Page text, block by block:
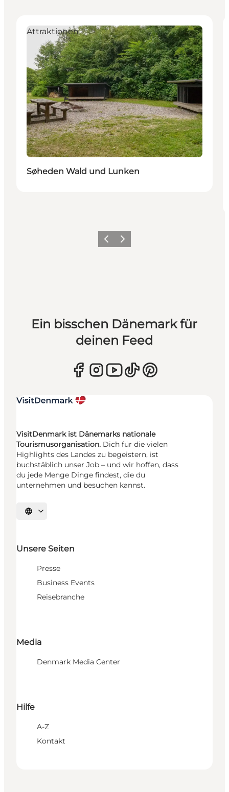
Attraktionen
Søheden Wald und Lunken
ZurückWeiter
Ein bisschen Dänemark für
deinen Feed
VisitDenmark ist Dänemarks nationale
Tourismusorganisation. Dich für die vielen
Highlights des Landes zu begeistern, ist
buchstäblich unser Job – und wir hoffen, dass
du jede Menge Dinge findest, die du
unternehmen und besuchen kannst.
Sprache auswählen
Unsere Seiten
Presse
Business Events
Reisebranche
Media
Denmark Media Center
Hilfe
A-Z
Kontakt